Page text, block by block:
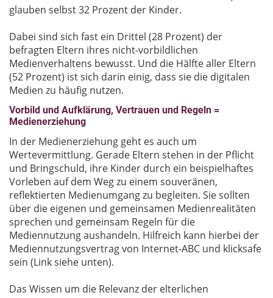
glauben selbst 32 Prozent der Kinder.
Dabei sind sich fast ein Drittel (28 Prozent) der
befragten Eltern ihres nicht-vorbildlichen
Medienverhaltens bewusst. Und die Hälfte aller Eltern
(52 Prozent) ist sich darin einig, dass sie die digitalen
Medien zu häufig nutzen.
Vorbild und Aufklärung, Vertrauen und Regeln =
Medienerziehung
In der Medienerziehung geht es auch um
Wertevermittlung. Gerade Eltern stehen in der Pflicht
und Bringschuld, ihre Kinder durch ein beispielhaftes
Vorleben auf dem Weg zu einem souveränen,
reflektierten Medienumgang zu begleiten. Sie sollten
über die eigenen und gemeinsamen Medienrealitäten
sprechen und gemeinsam Regeln für die
Mediennutzung aushandeln. Hilfreich kann hierbei der
Mediennutzungsvertrag von Internet-ABC und klicksafe
sein (Link siehe unten).
Das Wissen um die Relevanz der elterlichen